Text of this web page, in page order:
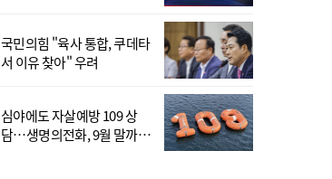
국민의힘 "육사 통합, 쿠데타
서 이유 찾아" 우려
심야에도 자살예방 109 상
담…생명의전화, 9월 말까지
靑, 김용범 책임론에 "지금은
대책 챙기는 게 더 중요"
국가보훈부, 미국서 첫 국제
보훈컨퍼런스 연다